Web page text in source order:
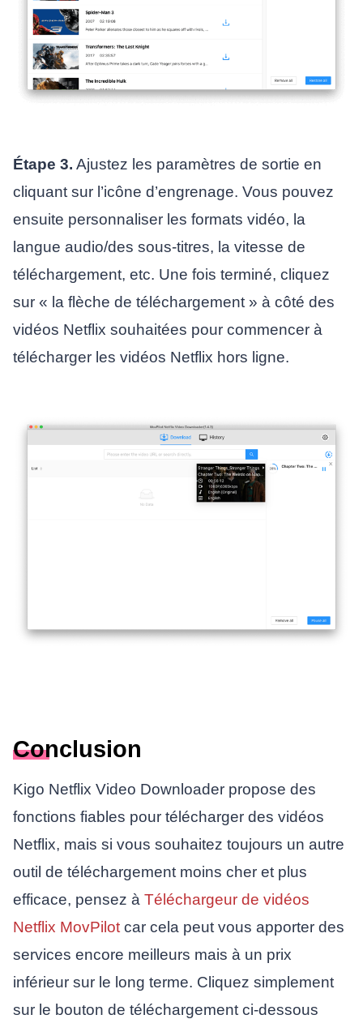
Étape 3. Ajustez les paramètres de sortie en
cliquant sur l’icône d’engrenage. Vous pouvez
ensuite personnaliser les formats vidéo, la
langue audio/des sous-titres, la vitesse de
téléchargement, etc. Une fois terminé, cliquez
sur « la flèche de téléchargement » à côté des
vidéos Netflix souhaitées pour commencer à
télécharger les vidéos Netflix hors ligne.
Conclusion
Kigo Netflix Video Downloader propose des
fonctions fiables pour télécharger des vidéos
Netflix, mais si vous souhaitez toujours un autre
outil de téléchargement moins cher et plus
efficace, pensez à Téléchargeur de vidéos
Netflix MovPilotcar cela peut vous apporter des
services encore meilleurs mais à un prix
inférieur sur le long terme. Cliquez simplement
sur le bouton de téléchargement ci-dessous